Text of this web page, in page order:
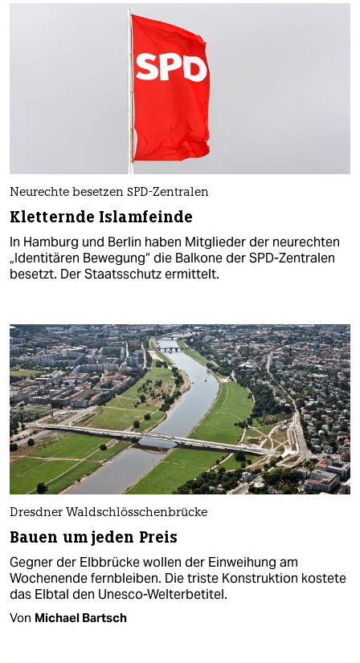
Neurechte besetzen SPD-Zentralen
Kletternde Islamfeinde
In Hamburg und Berlin haben Mitglieder der neurechten
„Identitären Bewegung“ die Balkone der SPD-Zentralen
besetzt. Der Staatsschutz ermittelt.
Dresdner Waldschlösschenbrücke
Bauen um jeden Preis
Gegner der Elbbrücke wollen der Einweihung am
Wochenende fernbleiben. Die triste Konstruktion kostete
das Elbtal den Unesco-Welterbetitel.
Von Michael Bartsch